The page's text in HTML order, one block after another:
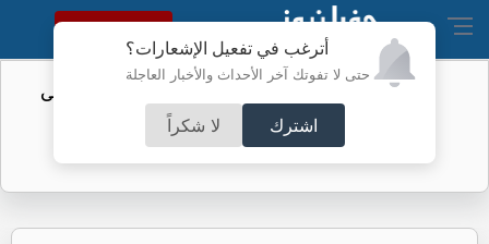
أترغب في تفعيل الإشعارات؟
حتى لا تفوتك آخر الأحداث والأخبار العاجلة
اشترك لا شكراً
النسخة الكاملة
تأجيل مؤتمر تقديم "الزاكي" مدربًا للنشامى